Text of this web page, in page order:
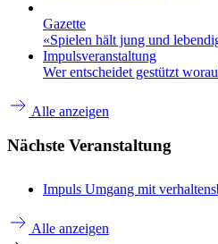
Gazette
«Spielen hält jung und
Impulsveranstaltung
Wer entscheidet gestützt
Alle anzeigen
Nächste Veranstaltung
Impuls Umgang mit
Alle anzeigen